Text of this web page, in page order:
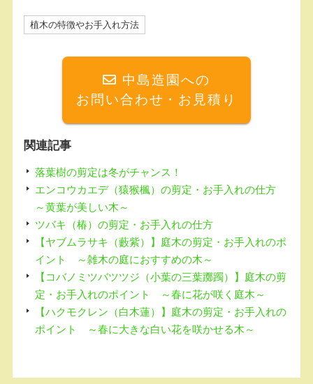
c
k
e
植木の特徴やお手入れ方法
中島造園への
お問い合わせ・お見積り
関連記事
落葉樹の剪定は冬がチャンス！
エンコウカエデ（猿猴楓）の剪定・お手入れの仕方
～黄葉が美しい木～
ツバキ（椿）の剪定・お手入れの仕方
【ヤブムラサキ（藪紫）】庭木の剪定・お手入れのポ
イント ～雑木の庭におすすめの木～
【コバノミツバツツジ（小葉の三葉躑躅）】庭木の剪
定・お手入れのポイント ～春に花が咲く庭木～
【ハクモクレン（白木蓮）】庭木の剪定・お手入れの
ポイント ～春に大きな白い花を咲かせる木～